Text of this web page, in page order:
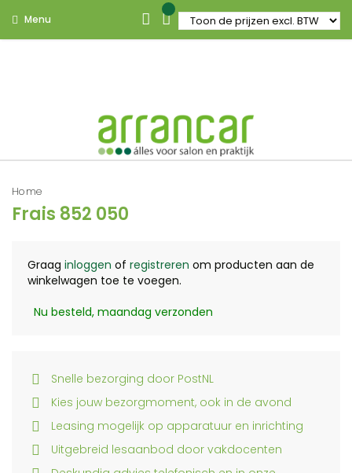
Menu
Home
Frais 852 050
Graag inloggen of registreren om producten aan de
winkelwagen toe te voegen.
Nu besteld, maandag verzonden
Snelle bezorging door PostNL
Kies jouw bezorgmoment, ook in de avond
Leasing mogelijk op apparatuur en inrichting
Uitgebreid lesaanbod door vakdocenten